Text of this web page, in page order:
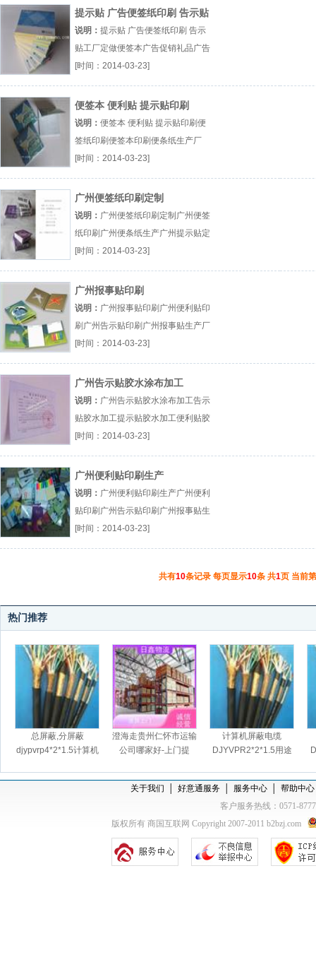
提示贴 广告便签纸印刷 告示贴
工厂
说明： 提示贴 广告便签纸印刷 告示
贴工厂定做便签本广告促销礼品广告
记事本厂（...『定做便签本』
[时间：2014-03-23]
便签本 便利贴 提示贴印刷
说明： 便签本 便利贴 提示贴印刷便
签纸印刷便签本印刷便条纸生产厂
（...『便签纸印刷』
[时间：2014-03-23]
广州便签纸印刷定制
说明： 广州便签纸印刷定制广州便签
纸印刷广州便条纸生产广州提示贴定
制厂（...『广州便签纸印刷』
[时间：2014-03-23]
广州报事贴印刷
说明： 广州报事贴印刷广州便利贴印
刷广州告示贴印刷广州报事贴生产厂
（...『广州便利贴印刷』
[时间：2014-03-23]
广州告示贴胶水涂布加工
说明： 广州告示贴胶水涂布加工告示
贴胶水加工提示贴胶水加工便利贴胶
水涂布厂（...『告示贴胶水加工』
[时间：2014-03-23]
广州便利贴印刷生产
说明： 广州便利贴印刷生产广州便利
贴印刷广州告示贴印刷广州报事贴生
产厂（...『广州便利贴印刷』
[时间：2014-03-23]
共有10条记录 每页显示10条 共1页 当前第
热门推荐
总屏蔽,分屏蔽
djypvrp4*2*1.5计算机
澄海走贵州仁怀市运输
公司哪家好-上门提
计算机屏蔽电缆
DJYVPR2*2*1.5用途
关于我们 好意通服务 服务中心
帮助中心
客户服务热线：0571-
版权所有 商国互联网 Copyright 2007-2011 b2bzj.com